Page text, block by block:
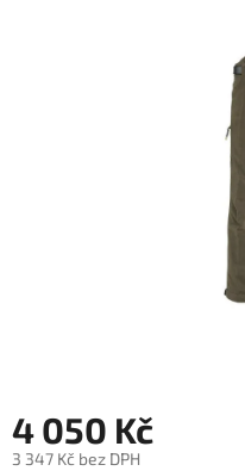
4 050 Kč
3 347 Kč bez DPH